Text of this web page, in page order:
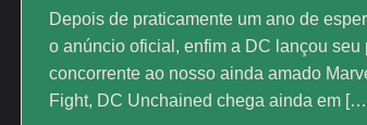
Depois de praticamente um ano de
o anúncio oficial, enfim a DC lançou seu
concorrente ao nosso ainda amado
Fight, DC Unchained chega ainda em